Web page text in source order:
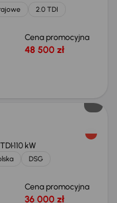
2.0 TDI
Cena promocyjna
48 500 zł
110 kW
DSG
Cena promocyjna
36 000 zł